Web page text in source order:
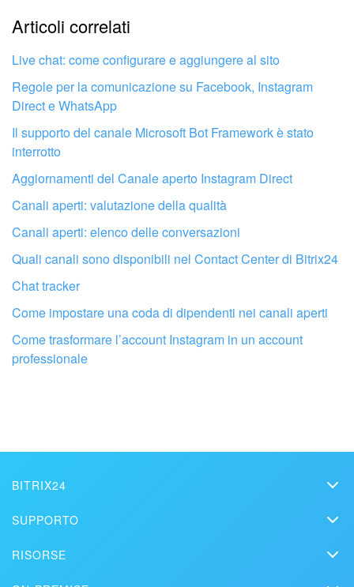
Troppo breve, ho bisogno di maggiori informazioni.
Non mi soddisfa come funziona questo strumento
Fai configurare il tuo Bitrix24 a un
professionista locale
Articoli correlati
Live chat: come configurare e aggiungere al sito
Regole per la comunicazione su Facebook, Instagram
Direct e WhatsApp
Il supporto del canale Microsoft Bot Framework è stato
interrotto
Aggiornamenti del Canale aperto Instagram Direct
Canali aperti: valutazione della qualità
Canali aperti: elenco delle conversazioni
Quali canali sono disponibili nel Contact Center di Bitrix24
Chat tracker
Come impostare una coda di dipendenti nei canali aperti
Come trasformare l’account Instagram in un account
professionale
BITRIX24
Media kit
SUPPORTO
RISORSE